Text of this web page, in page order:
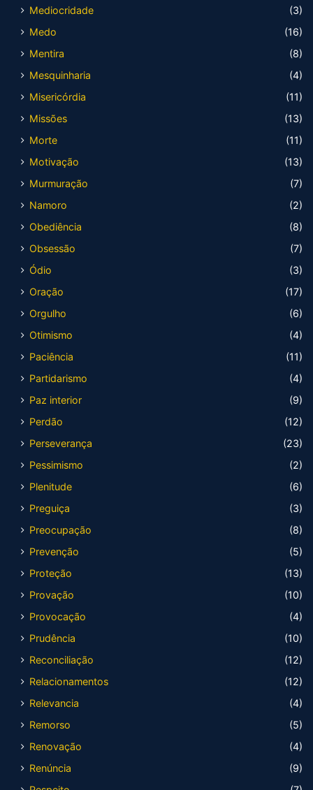
Mediocridade
(3)
Medo
(16)
Mentira
(8)
Mesquinharia
(4)
Misericórdia
(11)
Missões
(13)
Morte
(11)
Motivação
(13)
Murmuração
(7)
Namoro
(2)
Obediência
(8)
Obsessão
(7)
Ódio
(3)
Oração
(17)
Orgulho
(6)
Otimismo
(4)
Paciência
(11)
Partidarismo
(4)
Paz interior
(9)
Perdão
(12)
Perseverança
(23)
Pessimismo
(2)
Plenitude
(6)
Preguiça
(3)
Preocupação
(8)
Prevenção
(5)
Proteção
(13)
Provação
(10)
Provocação
(4)
Prudência
(10)
Reconciliação
(12)
Relacionamentos
(12)
Relevancia
(4)
Remorso
(5)
Renovação
(4)
Renúncia
(9)